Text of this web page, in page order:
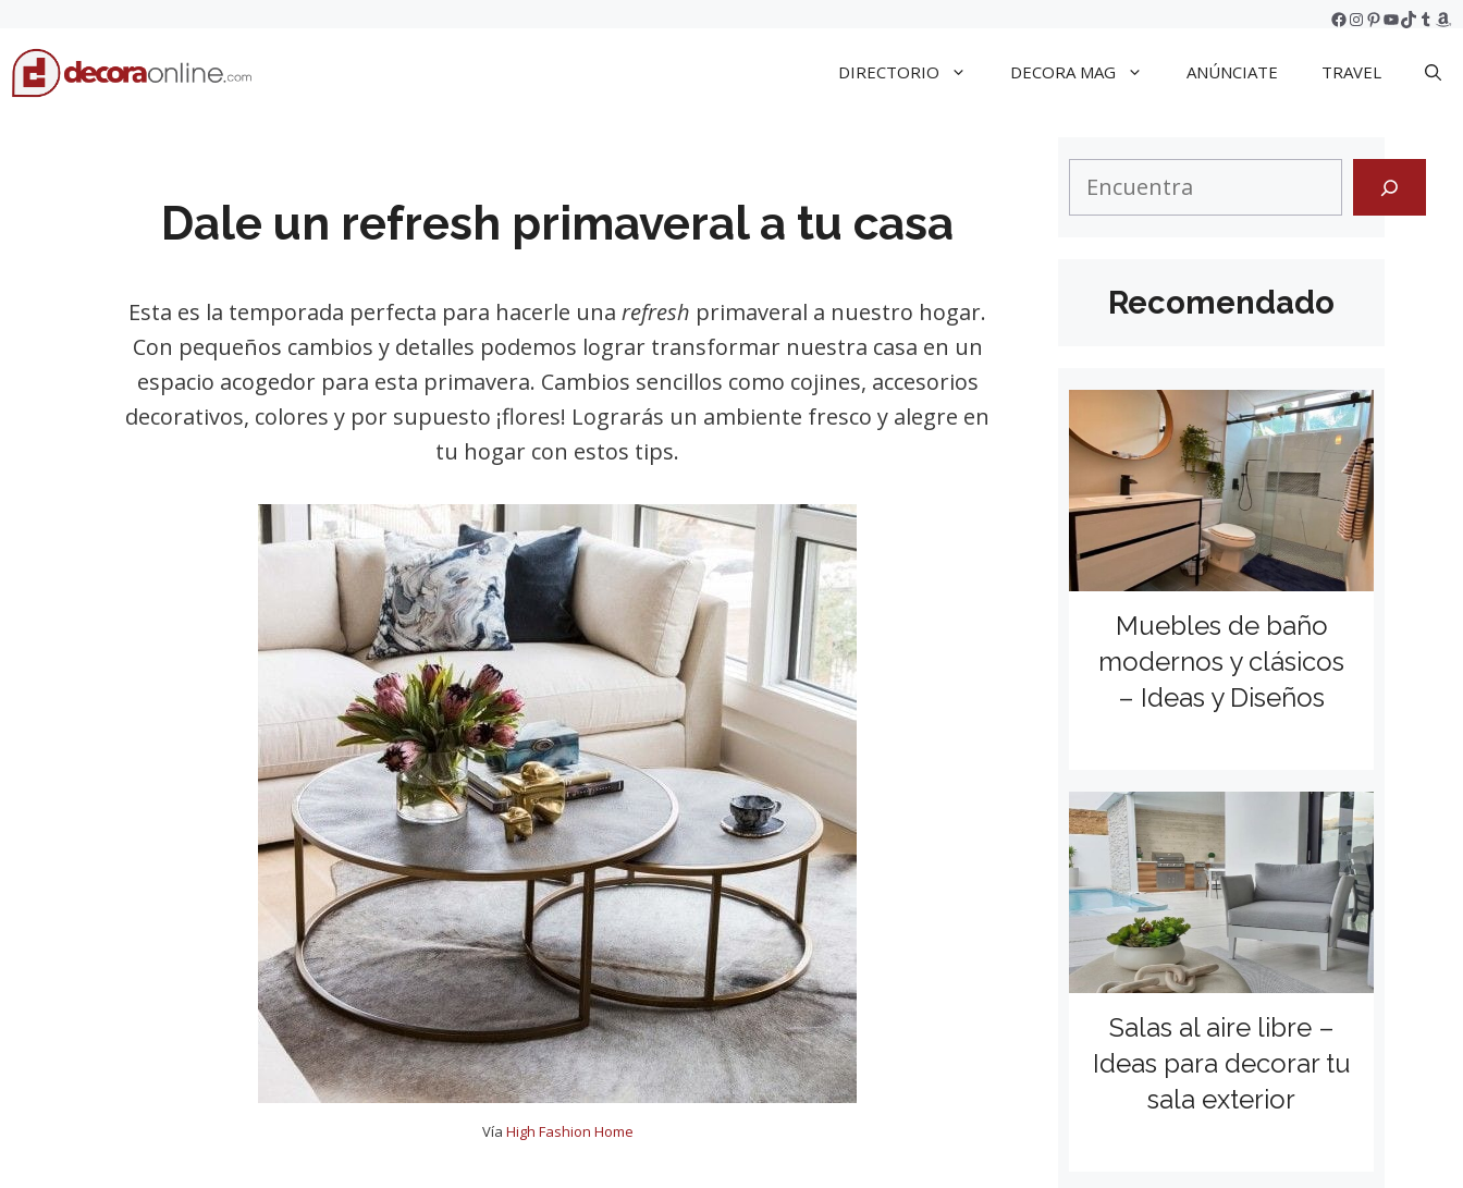
to
content
Facebook
Instagram
Pinterest
YouTube
TikTok
DIRECTORIO DECORA MAG ANÚNCIATE TRAVEL
Dale un refresh primaveral a tu casa
Esta es la temporada perfecta para hacerle una refresh primaveral a nuestro hogar.
Con pequeños cambios y detalles podemos lograr transformar nuestra casa en un
espacio acogedor para esta primavera. Cambios sencillos como cojines, accesorios
decorativos, colores y por supuesto ¡flores! Lograrás un ambiente fresco y alegre en
tu hogar con estos tips.
Vía High Fashion Home
Search
Recomendado
Muebles de baño
modernos y clásicos
– Ideas y Diseños
Salas al aire libre –
Ideas para decorar tu
sala exterior